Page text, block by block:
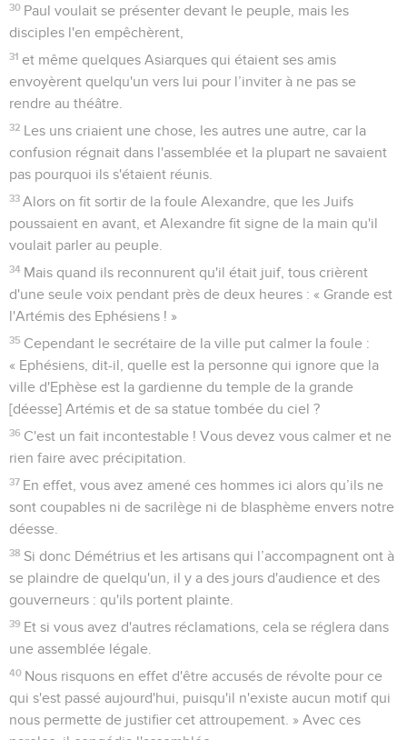
30 Paul voulait se présenter devant le peuple, mais les
disciples l'en empêchèrent,
31 et même quelques Asiarques qui étaient ses amis
envoyèrent quelqu'un vers lui pour l’inviter à ne pas se
rendre au théâtre.
32 Les uns criaient une chose, les autres une autre, car la
confusion régnait dans l'assemblée et la plupart ne savaient
pas pourquoi ils s'étaient réunis.
33 Alors on fit sortir de la foule Alexandre, que les Juifs
poussaient en avant, et Alexandre fit signe de la main qu'il
voulait parler au peuple.
34 Mais quand ils reconnurent qu'il était juif, tous crièrent
d'une seule voix pendant près de deux heures : « Grande est
l'Artémis des Ephésiens ! »
35 Cependant le secrétaire de la ville put calmer la foule :
« Ephésiens, dit-il, quelle est la personne qui ignore que la
ville d'Ephèse est la gardienne du temple de la grande
[déesse] Artémis et de sa statue tombée du ciel ?
36 C'est un fait incontestable ! Vous devez vous calmer et ne
rien faire avec précipitation.
37 En effet, vous avez amené ces hommes ici alors qu’ils ne
sont coupables ni de sacrilège ni de blasphème envers notre
déesse.
38 Si donc Démétrius et les artisans qui l’accompagnent ont à
se plaindre de quelqu'un, il y a des jours d'audience et des
gouverneurs : qu'ils portent plainte.
39 Et si vous avez d'autres réclamations, cela se réglera dans
une assemblée légale.
40 Nous risquons en effet d'être accusés de révolte pour ce
qui s'est passé aujourd'hui, puisqu'il n'existe aucun motif qui
nous permette de justifier cet attroupement. » Avec ces